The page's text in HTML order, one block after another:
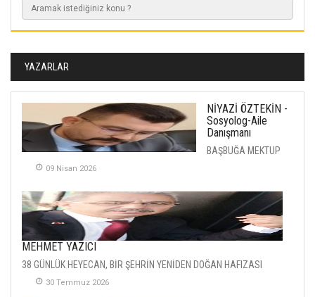
YAZARLAR
NİYAZİ ÖZTEKİN -
Sosyolog-Aile
Danışmanı
BAŞBUĞA MEKTUP
09 Nisan 2026
MEHMET YAZICI
38 GÜNLÜK HEYECAN, BİR ŞEHRİN YENİDEN DOĞAN HAFIZASI
30 Temmuz 2026